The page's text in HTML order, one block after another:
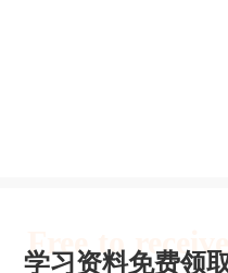
学习资料免费领
Free to receive